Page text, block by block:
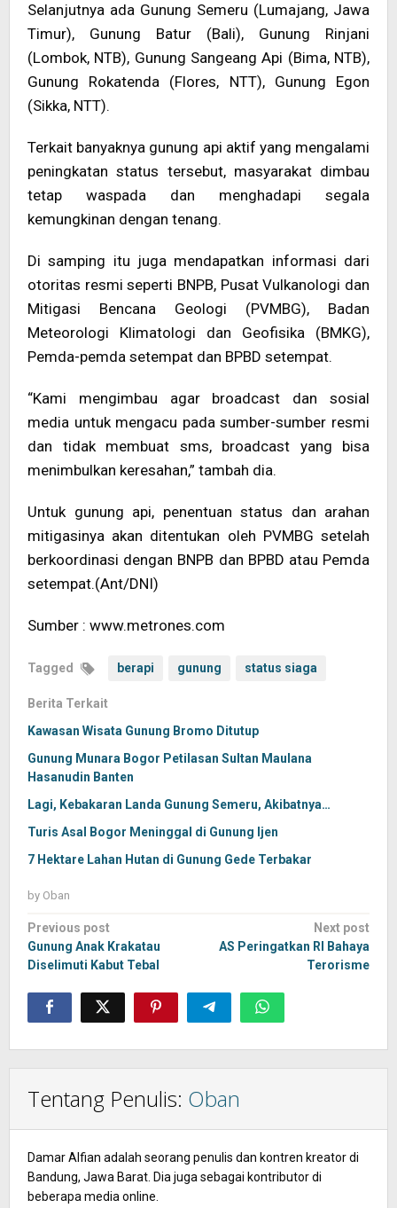
Selanjutnya ada Gunung Semeru (Lumajang, Jawa
Timur), Gunung Batur (Bali), Gunung Rinjani
(Lombok, NTB), Gunung Sangeang Api (Bima, NTB),
Gunung Rokatenda (Flores, NTT), Gunung Egon
(Sikka, NTT).
Terkait banyaknya gunung api aktif yang mengalami
peningkatan status tersebut, masyarakat dimbau
tetap waspada dan menghadapi segala
kemungkinan dengan tenang.
Di samping itu juga mendapatkan informasi dari
otoritas resmi seperti BNPB, Pusat Vulkanologi dan
Mitigasi Bencana Geologi (PVMBG), Badan
Meteorologi Klimatologi dan Geofisika (BMKG),
Pemda-pemda setempat dan BPBD setempat.
“Kami mengimbau agar broadcast dan sosial
media untuk mengacu pada sumber-sumber resmi
dan tidak membuat sms, broadcast yang bisa
menimbulkan keresahan,” tambah dia.
Untuk gunung api, penentuan status dan arahan
mitigasinya akan ditentukan oleh PVMBG setelah
berkoordinasi dengan BNPB dan BPBD atau Pemda
setempat.(Ant/DNI)
Sumber : www.metrones.com
Tagged berapi gunung status siaga
Berita Terkait
Kawasan Wisata Gunung Bromo Ditutup
Gunung Munara Bogor Petilasan Sultan Maulana
Hasanudin Banten
Lagi, Kebakaran Landa Gunung Semeru, Akibatnya…
Turis Asal Bogor Meninggal di Gunung Ijen
7 Hektare Lahan Hutan di Gunung Gede Terbakar
by Oban
Post
navigation
Previous post
Gunung Anak Krakatau
Diselimuti Kabut Tebal
Next post
AS Peringatkan RI Bahaya
Terorisme
Tentang Penulis: Oban
Damar Alfian adalah seorang penulis dan kontren kreator di
Bandung, Jawa Barat. Dia juga sebagai kontributor di
beberapa media online.